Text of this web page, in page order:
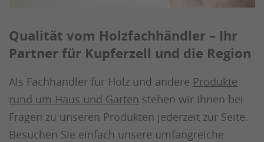
Qualität vom Holzfachhändler – Ihr
Partner für Kupferzell und die Region
Als Fachhändler für Holz und andere Produkte
rund um Haus und Garten stehen wir Ihnen bei
Fragen zu unseren Produkten jederzeit zur Seite.
Besuchen Sie einfach unsere umfangreiche